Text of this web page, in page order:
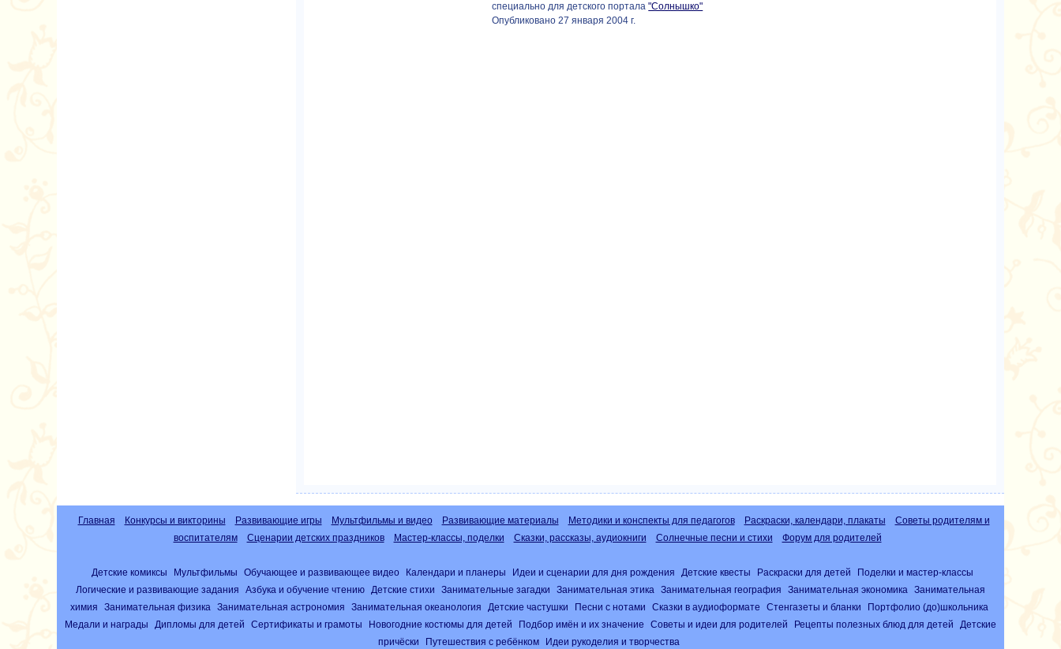
специально для детского портала"Солнышко"
Опубликовано 27 января 2004 г.
Главная Конкурсы и викторины Развивающие игры Мультфильмы и видео Развивающие материалы Методики и конспекты для педагогов Раскраски, календари, плакаты
Советы родителям и
воспитателям
Сценарии детских праздников Мастер-классы, поделки Сказки, рассказы, аудиокниги Солнечные песни и стихи Форум для родителей
Детские комиксы Мультфильмы Обучающее и развивающее видео Календари и планеры Идеи и сценарии для дня рождения Детские квесты Раскраски для детей
Поделки и мастер-классы
Логические и развивающие задания
Азбука и обучение чтению Детские стихи Занимательные загадки Занимательная этика Занимательная география Занимательная экономика
Занимательная
химия
Занимательная физика Занимательная астрономия Занимательная океанология Детские частушки Песни с нотами Сказки в аудиоформате Стенгазеты и бланки
Портфолио (до)школьника
Медали и награды
Дипломы для детей Сертификаты и грамоты Новогодние костюмы для детей Подбор имён и их значение Советы и идеи для родителей Рецепты полезных блюд для детей
Детские
причёски
Путешествия с ребёнком Идеи рукоделия и творчества